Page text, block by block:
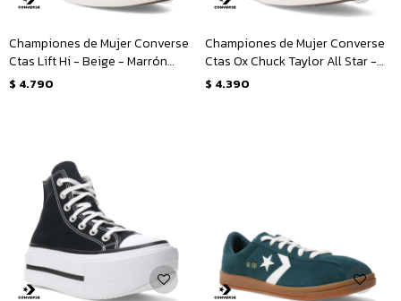
Championes de Mujer Converse
Ctas Lift Hi - Beige - Marrón
Tierra
$ 4.790
Championes de Mujer Converse
Ctas Ox Chuck Taylor All Star -
Verde - Blanco
$ 4.390